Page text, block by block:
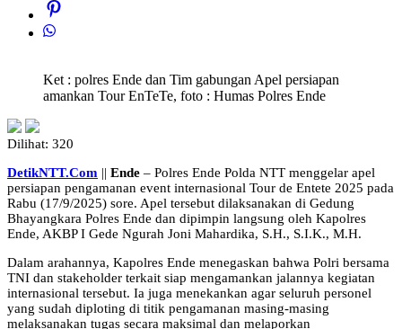
Ket : polres Ende dan Tim gabungan Apel persiapan
amankan Tour EnTeTe, foto : Humas Polres Ende
Dilihat: 320
DetikNTT.Com || Ende – Polres Ende Polda NTT menggelar apel
persiapan pengamanan event internasional Tour de Entete 2025 pada
Rabu (17/9/2025) sore. Apel tersebut dilaksanakan di Gedung
Bhayangkara Polres Ende dan dipimpin langsung oleh Kapolres
Ende, AKBP I Gede Ngurah Joni Mahardika, S.H., S.I.K., M.H.
Dalam arahannya, Kapolres Ende menegaskan bahwa Polri bersama
TNI dan stakeholder terkait siap mengamankan jalannya kegiatan
internasional tersebut. Ia juga menekankan agar seluruh personel
yang sudah diploting di titik pengamanan masing-masing
melaksanakan tugas secara maksimal dan melaporkan